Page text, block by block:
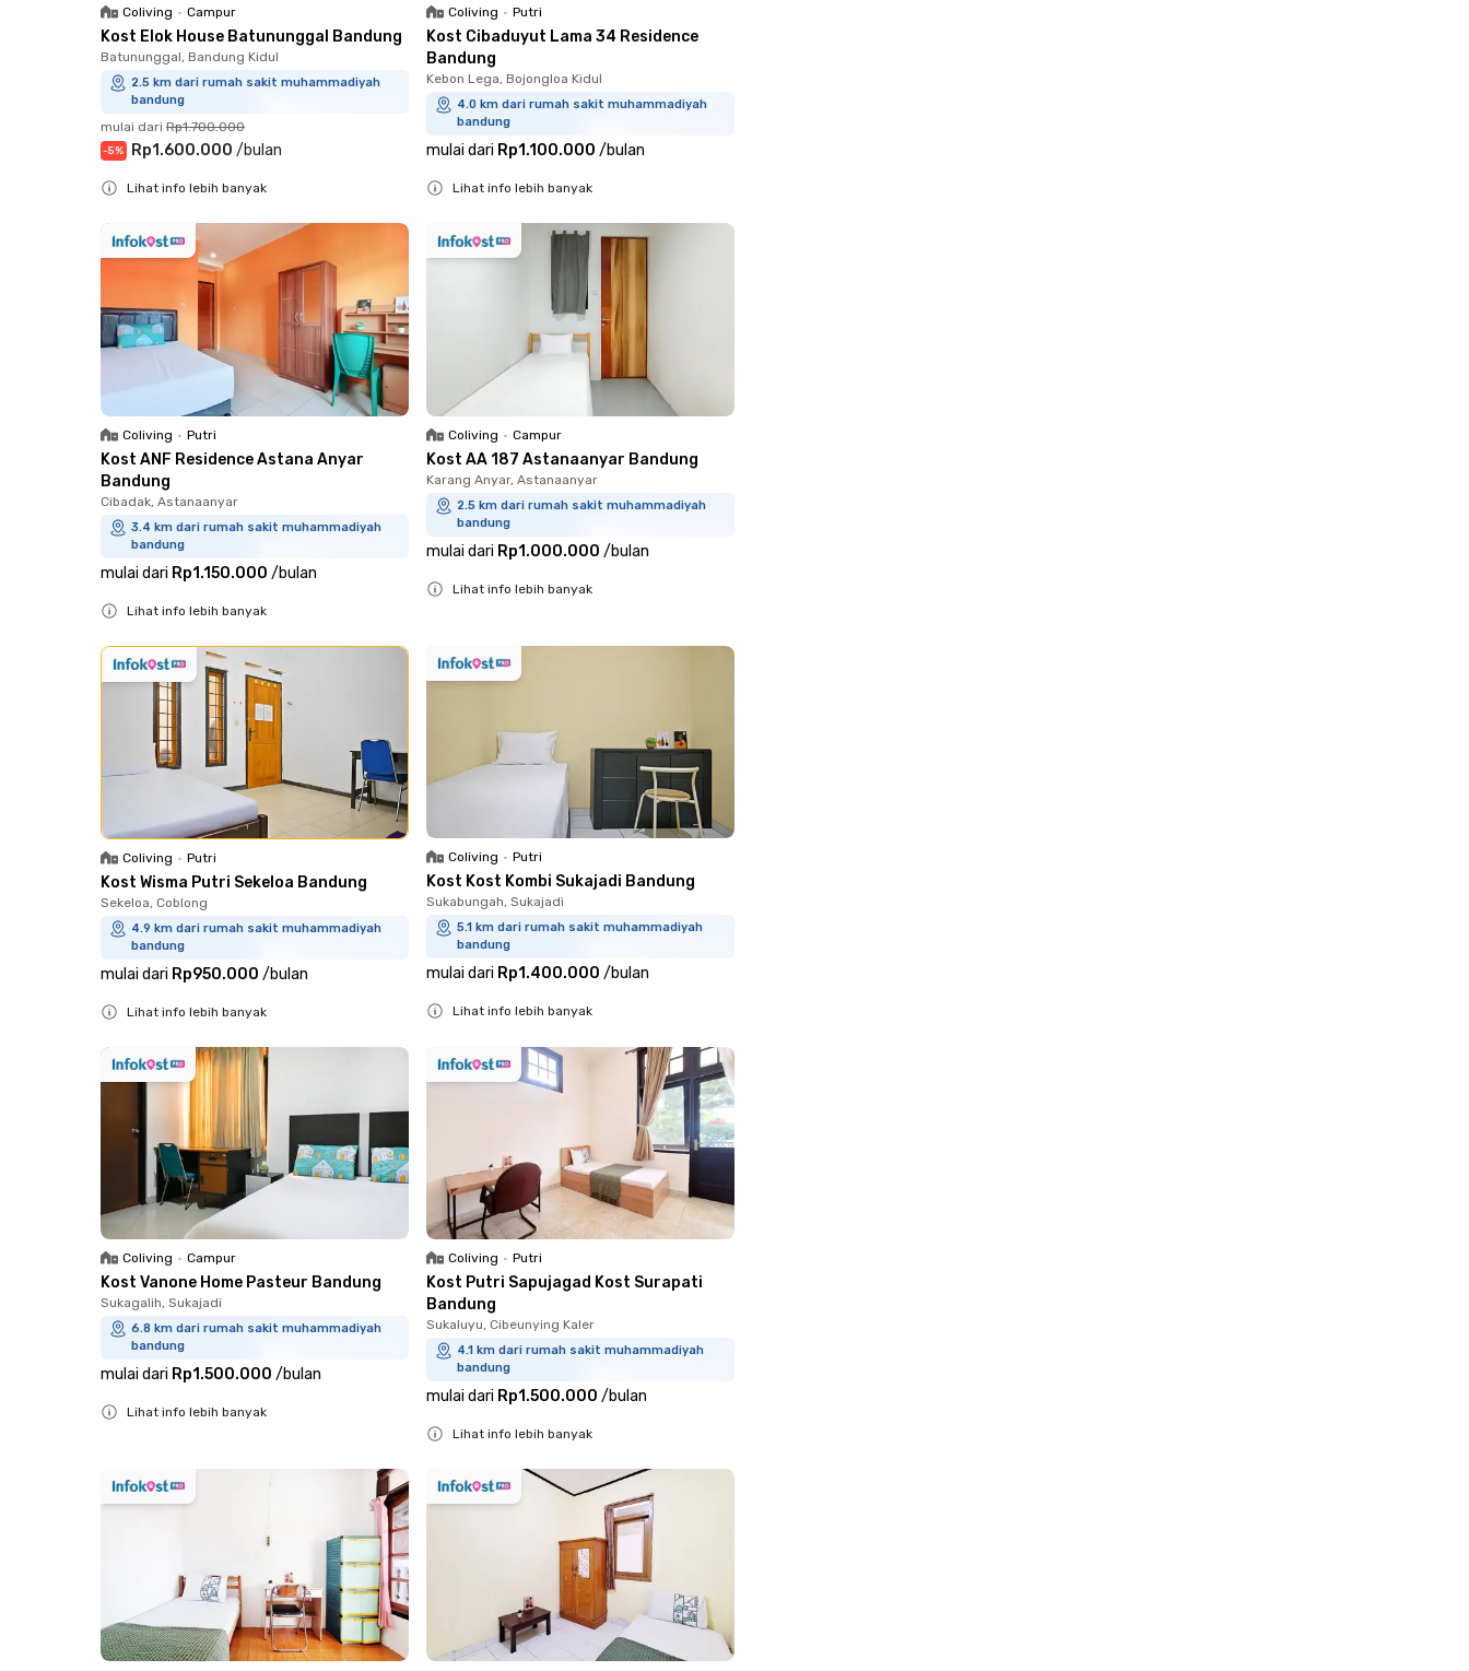
Coliving • Campur
Kost Elok House Batununggal Bandung
Batununggal, Bandung Kidul
2.5 km dari rumah sakit muhammadiyah
bandung
mulai dari Rp1.700.000
-5% Rp1.600.000 /bulan
Lihat info lebih banyak
Coliving • Putri
Kost Cibaduyut Lama 34 Residence
Bandung
Kebon Lega, Bojongloa Kidul
4.0 km dari rumah sakit muhammadiyah
bandung
mulai dari Rp1.100.000 /bulan
Lihat info lebih banyak
Coliving • Putri
Kost ANF Residence Astana Anyar
Bandung
Cibadak, Astanaanyar
3.4 km dari rumah sakit muhammadiyah
bandung
mulai dari Rp1.150.000 /bulan
Lihat info lebih banyak
Coliving • Campur
Kost AA 187 Astanaanyar Bandung
Karang Anyar, Astanaanyar
2.5 km dari rumah sakit muhammadiyah
bandung
mulai dari Rp1.000.000 /bulan
Lihat info lebih banyak
Coliving • Putri
Kost Wisma Putri Sekeloa Bandung
Sekeloa, Coblong
4.9 km dari rumah sakit muhammadiyah
bandung
mulai dari Rp950.000 /bulan
Lihat info lebih banyak
Coliving • Putri
Kost Kost Kombi Sukajadi Bandung
Sukabungah, Sukajadi
5.1 km dari rumah sakit muhammadiyah
bandung
mulai dari Rp1.400.000 /bulan
Lihat info lebih banyak
Coliving • Campur
Kost Vanone Home Pasteur Bandung
Sukagalih, Sukajadi
6.8 km dari rumah sakit muhammadiyah
bandung
mulai dari Rp1.500.000 /bulan
Lihat info lebih banyak
Coliving • Putri
Kost Putri Sapujagad Kost Surapati
Bandung
Sukaluyu, Cibeunying Kaler
4.1 km dari rumah sakit muhammadiyah
bandung
mulai dari Rp1.500.000 /bulan
Lihat info lebih banyak